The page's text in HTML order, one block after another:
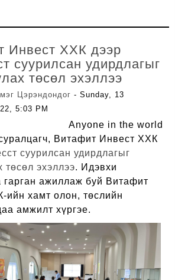
Инвест ХХК дээр
суурилсан удирдлагыг
төсөл эхэллээ
Цэрэндондог - Sunday, 13
5:03 PM
Anyone in the world
Витафит Инвест ХХК
суурилсан удирдлагыг
төсөл эхэллээ. Идэвхи
гарган ажиллаж буй Витафит
ийн хамт олон, төслийн
амжилт хүргэе.